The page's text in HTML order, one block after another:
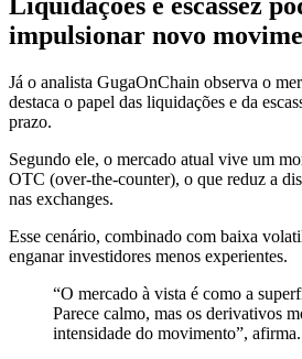
impulsionar novo
Já o analista GugaOnChain observa o
destaca o papel das liquidações e da
prazo.
Segundo ele, o mercado atual vive um
OTC (over-the-counter), o que reduz a
nas exchanges.
Esse cenário, combinado com baixa
enganar investidores menos experientes.
“O mercado à vista é como a
Parece calmo, mas os derivativos
intensidade do movimento”, afirma.